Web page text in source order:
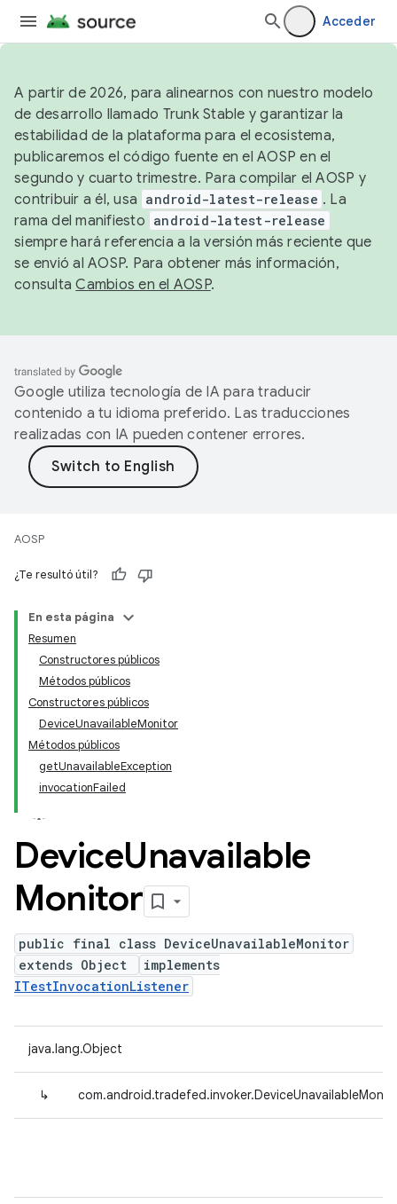
Acceder
A partir de 2026, para alinearnos con nuestro modelo
de desarrollo llamado Trunk Stable y garantizar la
estabilidad de la plataforma para el ecosistema,
publicaremos el código fuente en el AOSP en el
segundo y cuarto trimestre. Para compilar el AOSP y
contribuir a él, usa android-latest-release . La
rama del manifiesto android-latest-release
siempre hará referencia a la versión más reciente que
se envió al AOSP. Para obtener más información,
consultaCambios en el AOSP.
Google utiliza tecnología de IA para traducir
contenido a tu idioma preferido. Las traducciones
realizadas con IA pueden contener errores.
AOSP
¿Te resultó útil?
En esta página
Resumen
Constructores públicos
Métodos públicos
Constructores públicos
DeviceUnavailableMonitor
Métodos públicos
getUnavailableException
invocationFailed
DeviceUnavailable
Monitor
public final class DeviceUnavailableMonitor
extends Object
implements
ITestInvocationListener
java.lang.Object
↳